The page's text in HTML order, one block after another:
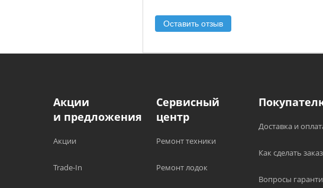
Оставить отзыв
Акции
и предложения
Акции
Trade-In
Сервисный
центр
Ремонт техники
Ремонт лодок
Доставка и
Как сделать заказ
Вопросы